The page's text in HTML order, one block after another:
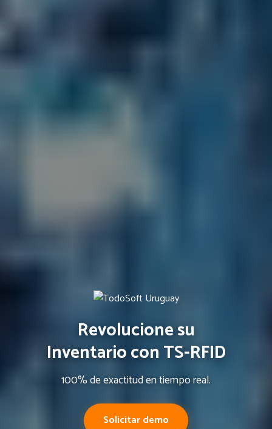
Revolucione su
Inventario con TS-RFID
100% de exactitud en tiempo real.
Solicitar demo